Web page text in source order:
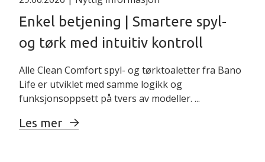
Enkel betjening | Smartere spyl-
og tørk med intuitiv kontroll
Alle Clean Comfort spyl- og tørktoaletter fra Bano
Life er utviklet med samme logikk og
funksjonsoppsett på tvers av modeller. ...
Les mer